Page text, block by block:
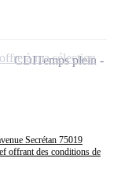
Secrétan 75019
offrant des conditions de
CDITemps plein
à ma sélection